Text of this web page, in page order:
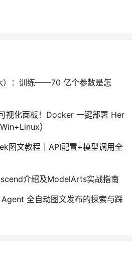
）：训练——70 亿个参数是怎
视化面板！Docker 一键部署 Her
）
图文教程｜API配置+模型调用全
介绍及ModelArts实战指南
全自动图文发布的探索与踩